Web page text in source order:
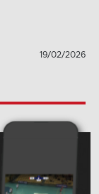
19/02/2026